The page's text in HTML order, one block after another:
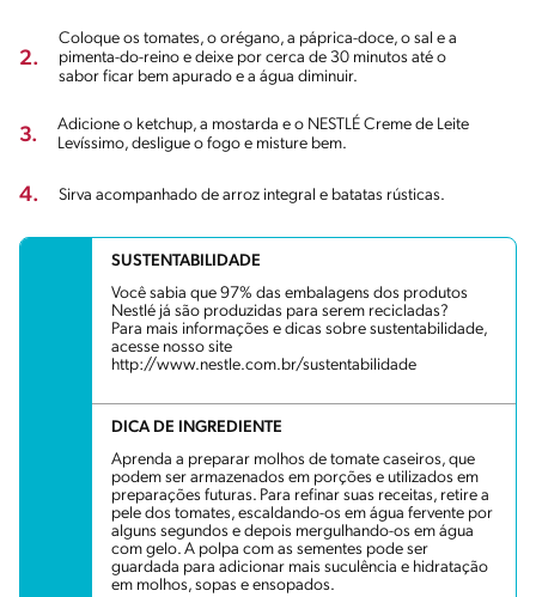
2.
Coloque os tomates, o orégano, a páprica-doce, o sal e a
pimenta-do-reino e deixe por cerca de 30 minutos até o
sabor ficar bem apurado e a água diminuir.
3.
Adicione o ketchup, a mostarda e o NESTLÉ Creme de Leite
Levíssimo, desligue o fogo e misture bem.
4. Sirva acompanhado de arroz integral e batatas rústicas.
SUSTENTABILIDADE
Você sabia que 97% das embalagens dos produtos
Nestlé já são produzidas para serem recicladas?
Para mais informações e dicas sobre sustentabilidade,
acesse nosso site
http://www.nestle.com.br/sustentabilidade
DICA DE INGREDIENTE
Aprenda a preparar molhos de tomate caseiros, que
podem ser armazenados em porções e utilizados em
preparações futuras. Para refinar suas receitas, retire a
pele dos tomates, escaldando-os em água fervente por
alguns segundos e depois mergulhando-os em água
com gelo. A polpa com as sementes pode ser
guardada para adicionar mais suculência e hidratação
em molhos, sopas e ensopados.